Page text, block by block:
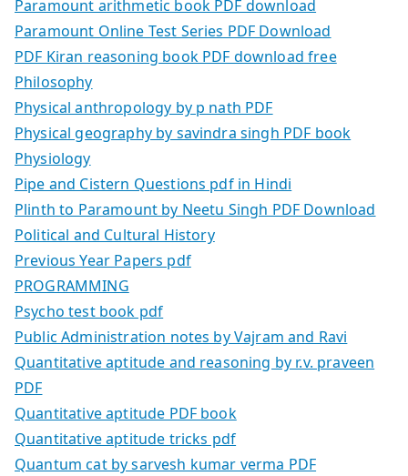
Paramount arithmetic book PDF download
Paramount Online Test Series PDF Download
PDF Kiran reasoning book PDF download free
Philosophy
Physical anthropology by p nath PDF
Physical geography by savindra singh PDF book
Physiology
Pipe and Cistern Questions pdf in Hindi
Plinth to Paramount by Neetu Singh PDF Download
Political and Cultural History
Previous Year Papers pdf
PROGRAMMING
Psycho test book pdf
Public Administration notes by Vajram and Ravi
Quantitative aptitude and reasoning by r.v. praveen
PDF
Quantitative aptitude PDF book
Quantitative aptitude tricks pdf
Quantum cat by sarvesh kumar verma PDF